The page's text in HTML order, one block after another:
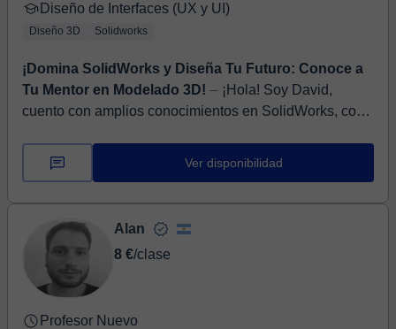
Diseño de Interfaces (UX y UI)
Diseño 3D Solidworks
¡Domina SolidWorks y Diseña Tu Futuro: Conoce a
Tu Mentor en Modelado 3D! ⏤ ¡Hola! Soy David,
cuento con amplios conocimientos en SolidWorks, con
trabajado en una variedad...
Ver disponibilidad
Alan
8 €/clase
Profesor Nuevo